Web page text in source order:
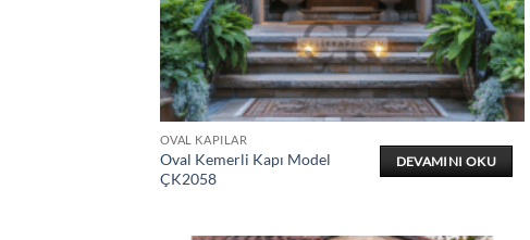
OVAL KAPILAR
Oval Kemerli Kapı Model
ÇK2058
DEVAMINI OKU